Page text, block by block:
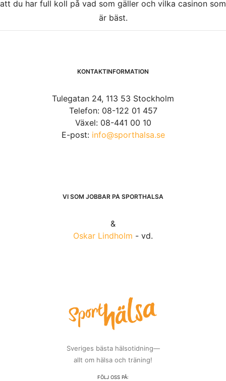
att du har full koll på vad som gäller och vilka casinon som
är bäst.
KONTAKTINFORMATION
Tulegatan 24, 113 53 Stockholm
Telefon: 08-122 01 457
Växel: 08-441 00 10
E-post: info@sporthalsa.se
VI SOM JOBBAR PÅ SPORTHÄLSA
&
Oskar Lindholm - vd.
Sveriges bästa hälsotidning—
allt om hälsa och träning!
FÖLJ OSS PÅ: